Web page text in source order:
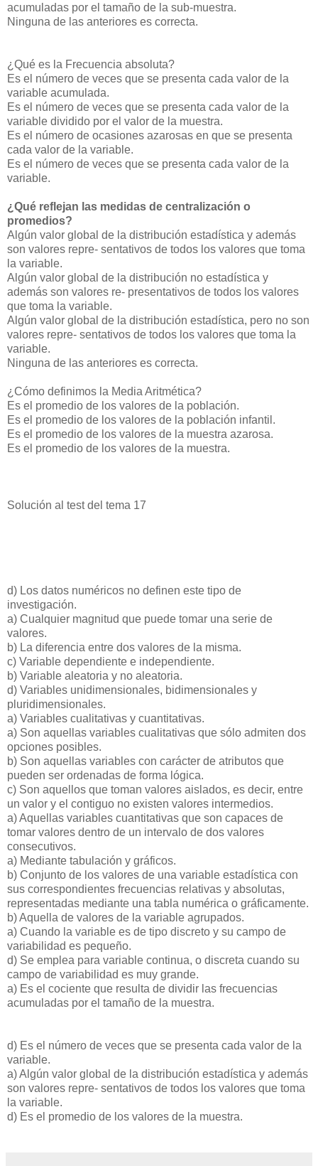
acumuladas por el tamaño de la sub-muestra.
Ninguna de las anteriores es correcta.
¿Qué es la Frecuencia absoluta?
Es el número de veces que se presenta cada valor de la
variable acumulada.
Es el número de veces que se presenta cada valor de la
variable dividido por el valor de la muestra.
Es el número de ocasiones azarosas en que se presenta
cada valor de la variable.
Es el número de veces que se presenta cada valor de la
variable.
¿Qué reflejan las medidas de centralización o
promedios?
Algún valor global de la distribución estadística y además
son valores repre- sentativos de todos los valores que toma
la variable.
Algún valor global de la distribución no estadística y
además son valores re- presentativos de todos los valores
que toma la variable.
Algún valor global de la distribución estadística, pero no son
valores repre- sentativos de todos los valores que toma la
variable.
Ninguna de las anteriores es correcta.
¿Cómo definimos la Media Aritmética?
Es el promedio de los valores de la población.
Es el promedio de los valores de la población infantil.
Es el promedio de los valores de la muestra azarosa.
Es el promedio de los valores de la muestra.
Solución al test del tema 17
d) Los datos numéricos no definen este tipo de
investigación.
a) Cualquier magnitud que puede tomar una serie de
valores.
b) La diferencia entre dos valores de la misma.
c) Variable dependiente e independiente.
b) Variable aleatoria y no aleatoria.
d) Variables unidimensionales, bidimensionales y
pluridimensionales.
a) Variables cualitativas y cuantitativas.
a) Son aquellas variables cualitativas que sólo admiten dos
opciones posibles.
b) Son aquellas variables con carácter de atributos que
pueden ser ordenadas de forma lógica.
c) Son aquellos que toman valores aislados, es decir, entre
un valor y el contiguo no existen valores intermedios.
a) Aquellas variables cuantitativas que son capaces de
tomar valores dentro de un intervalo de dos valores
consecutivos.
a) Mediante tabulación y gráficos.
b) Conjunto de los valores de una variable estadística con
sus correspondientes frecuencias relativas y absolutas,
representadas mediante una tabla numérica o gráficamente.
b) Aquella de valores de la variable agrupados.
a) Cuando la variable es de tipo discreto y su campo de
variabilidad es pequeño.
d) Se emplea para variable continua, o discreta cuando su
campo de variabilidad es muy grande.
a) Es el cociente que resulta de dividir las frecuencias
acumuladas por el tamaño de la muestra.
d) Es el número de veces que se presenta cada valor de la
variable.
a) Algún valor global de la distribución estadística y además
son valores repre- sentativos de todos los valores que toma
la variable.
d) Es el promedio de los valores de la muestra.